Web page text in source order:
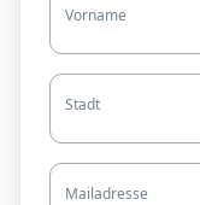
Vorname
Stadt
Mailadresse